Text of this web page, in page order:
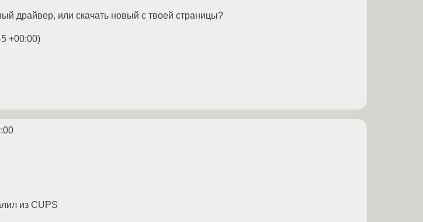
драйвер, или скачать новый с твоей страницы?
+00:00)
из CUPS